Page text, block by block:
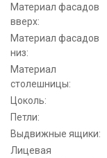
Материал фасадов
вверх:
Материал фасадов
низ:
Материал
столешницы:
Цоколь:
Петли:
Выдвижные ящики:
Лицевая